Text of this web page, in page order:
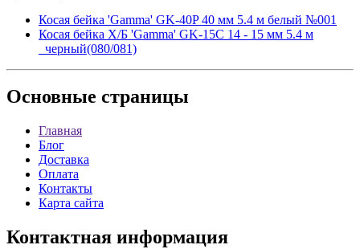
Косая бейка 'Gamma' GK-40P 40 мм 5.4 м белый №001
Косая бейка Х/Б 'Gamma' GK-15C 14 - 15 мм 5.4 м
_черный(080/081)
Основные страницы
Главная
Блог
Доставка
Оплата
Контакты
Карта сайта
Контактная информация